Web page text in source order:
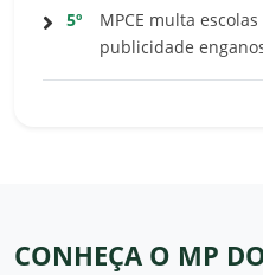
5º
MPCE multa
publicidade
CONHEÇA O MP